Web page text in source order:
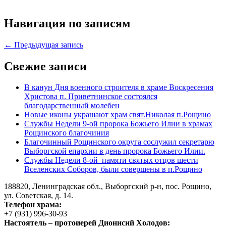
Навигация по записям
← Предыдущая запись
Свежие записи
В канун Дня военного строителя в храме Воскресения
Христова п. Приветнинское состоялся
благодарственный молебен
Новые иконы украшают храм свят.Николая п.Рощино
Службы Недели 9-ой пророка Божьего Илии в храмах
Рощинского благочиния
Благочинный Рощинского округа сослужил секретарю
Выборгской епархии в день пророка Божьего Илии.
Службы Недели 8-ой памяти святых отцов шести
Вселенских Соборов, были совершены в п.Рощино
188820, Ленинградская обл., Выборгский р-н, пос. Рощино,
ул. Советская, д. 14.
Телефон храма:
+7 (931) 996-30-93
Настоятель – протоиерей Дионисий Холодов: